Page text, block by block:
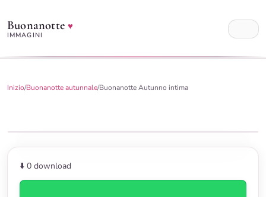
Buonanotte♥
IMMAGINI
Inizio/Buonanotte autunnale/Buonanotte Autunno intima
⬇️ 0 download